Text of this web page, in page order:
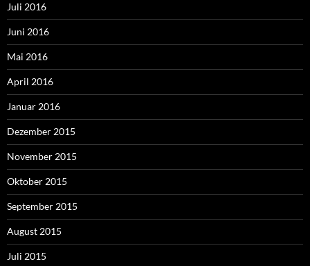
Juli 2016
Juni 2016
Mai 2016
April 2016
Januar 2016
Dezember 2015
November 2015
Oktober 2015
September 2015
August 2015
Juli 2015